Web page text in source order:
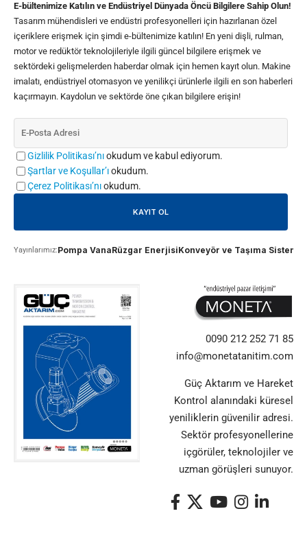
E-bültenimize Katılın ve Endüstriyel Dünyada Öncü Bilgilere Sahip Olun!
Tasarım mühendisleri ve endüstri profesyonelleri için hazırlanan özel
içeriklere erişmek için şimdi e-bültenimize katılın! En yeni dişli, rulman,
motor ve redüktör teknolojileriyle ilgili güncel bilgilere erişmek ve
sektördeki gelişmelerden haberdar olmak için hemen kayıt olun. Makine
imalatı, endüstriyel otomasyon ve yenilikçi ürünlerle ilgili en son haberleri
kaçırmayın. Kaydolun ve sektörde öne çıkan bilgilere erişin!
Gizlilik Politikası’nıokudum ve kabul ediyorum.
Şartlar ve Koşullar’ıokudum.
Çerez Politikası’nıokudum.
Yayınlarımız:Pompa VanaRüzgar EnerjisiKonveyör ve Taşıma
0090 212 252 71 85
info@monetatanitim.com
Güç Aktarım ve Hareket
Kontrol alanındaki küresel
yeniliklerin güvenilir adresi.
Sektör profesyonellerine
içgörüler, teknolojiler ve
uzman görüşleri sunuyor.